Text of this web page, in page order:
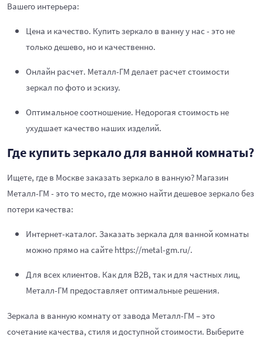
Вашего интерьера:
Цена и качество. Купить зеркало в ванну у нас - это не
только дешево, но и качественно.
Онлайн расчет. Металл-ГМ делает расчет стоимости
зеркал по фото и эскизу.
Оптимальное соотношение. Недорогая стоимость не
ухудшает качество наших изделий.
Где купить зеркало для ванной комнаты?
Ищете, где в Москве заказать зеркало в ванную? Магазин
Металл-ГМ - это то место, где можно найти дешевое зеркало без
потери качества:
Интернет-каталог. Заказать зеркала для ванной комнаты
можно прямо на сайте https://metal-gm.ru/.
Для всех клиентов. Как для B2B, так и для частных лиц,
Металл-ГМ предоставляет оптимальные решения.
Зеркала в ванную комнату от завода Металл-ГМ – это
сочетание качества, стиля и доступной стоимости. Выберите